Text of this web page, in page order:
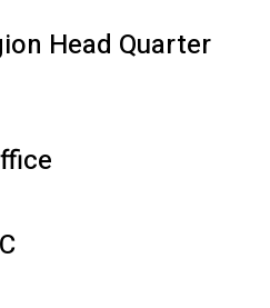
Head Quarter